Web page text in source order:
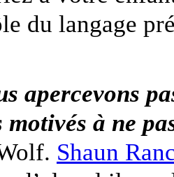
du langage
apercevons
motivés à ne
Shaun